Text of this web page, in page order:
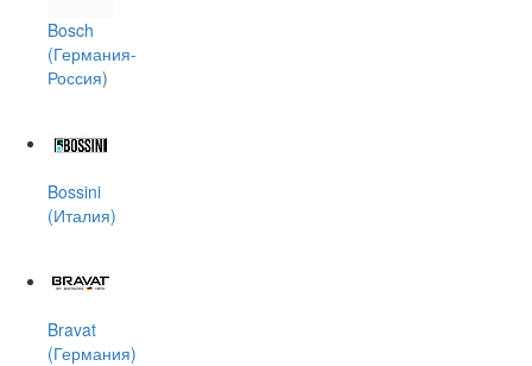
Bosch
(Германия-
Россия)
Bossini
(Италия)
Bravat
(Германия)